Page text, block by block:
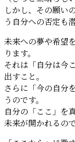
しかし、その願い
う自分への否定も
未来への夢や希望
ります。
それは「自分は今
出すこと。
さらに「今の自分
うのです。
自分の「ここ」を
未来が開かれるので